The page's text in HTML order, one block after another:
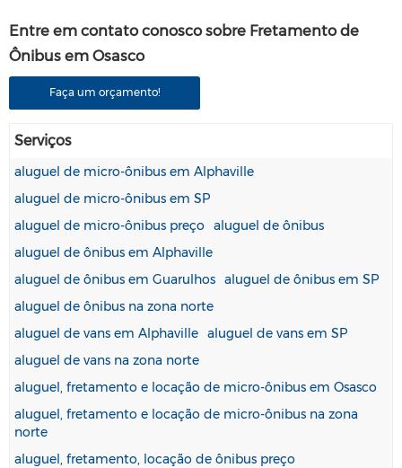
Entre em contato conosco sobre Fretamento de
Ônibus em Osasco
Faça um orçamento!
Serviços
aluguel de micro-ônibus em Alphaville
aluguel de micro-ônibus em SP
aluguel de micro-ônibus preço
aluguel de ônibus
aluguel de ônibus em Alphaville
aluguel de ônibus em Guarulhos aluguel de ônibus em SP
aluguel de ônibus na zona norte
aluguel de vans em Alphaville aluguel de vans em SP
aluguel de vans na zona norte
aluguel, fretamento e locação de micro-ônibus em Osasco
aluguel, fretamento e locação de micro-ônibus na zona
norte
aluguel, fretamento, locação de ônibus preço